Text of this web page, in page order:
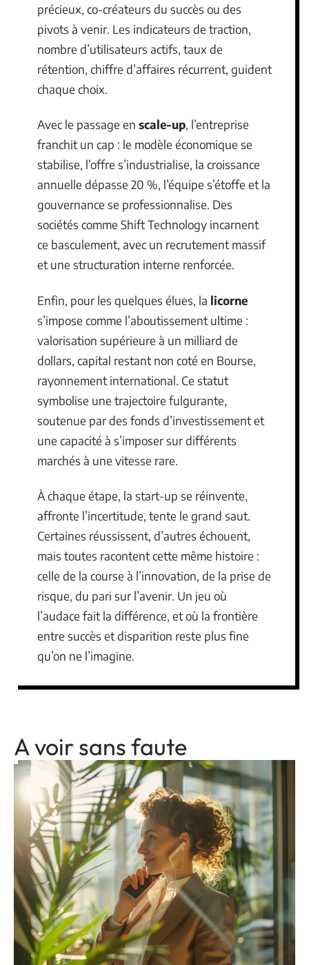
précieux, co-créateurs du succès ou des
pivots à venir. Les indicateurs de traction,
nombre d’utilisateurs actifs, taux de
rétention, chiffre d’affaires récurrent, guident
chaque choix.
Avec le passage en scale-up, l’entreprise
franchit un cap : le modèle économique se
stabilise, l’offre s’industrialise, la croissance
annuelle dépasse 20 %, l’équipe s’étoffe et la
gouvernance se professionnalise. Des
sociétés comme Shift Technology incarnent
ce basculement, avec un recrutement massif
et une structuration interne renforcée.
Enfin, pour les quelques élues, la licorne
s’impose comme l’aboutissement ultime :
valorisation supérieure à un milliard de
dollars, capital restant non coté en Bourse,
rayonnement international. Ce statut
symbolise une trajectoire fulgurante,
soutenue par des fonds d’investissement et
une capacité à s’imposer sur différents
marchés à une vitesse rare.
À chaque étape, la start-up se réinvente,
affronte l’incertitude, tente le grand saut.
Certaines réussissent, d’autres échouent,
mais toutes racontent cette même histoire :
celle de la course à l’innovation, de la prise de
risque, du pari sur l’avenir. Un jeu où
l’audace fait la différence, et où la frontière
entre succès et disparition reste plus fine
qu’on ne l’imagine.
A voir sans faute